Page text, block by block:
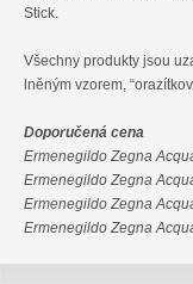
Stick.
Všechny produkty jsou
lněným vzorem,
Doporučená cena
Ermenegildo Zegna
Ermenegildo Zegna
Ermenegildo Zegna
Ermenegildo Zegna